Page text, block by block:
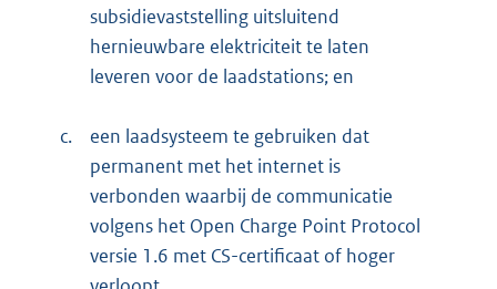
subsidievaststelling uitsluitend
hernieuwbare elektriciteit te laten
leveren voor de laadstations; en
c.
een laadsysteem te gebruiken dat
permanent met het internet is
verbonden waarbij de communicatie
volgens het Open Charge Point Protocol
versie 1.6 met CS-certificaat of hoger